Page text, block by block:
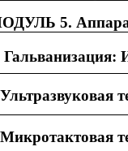
5.
Гальванизация:
Ультразвуковая
Микротактовая